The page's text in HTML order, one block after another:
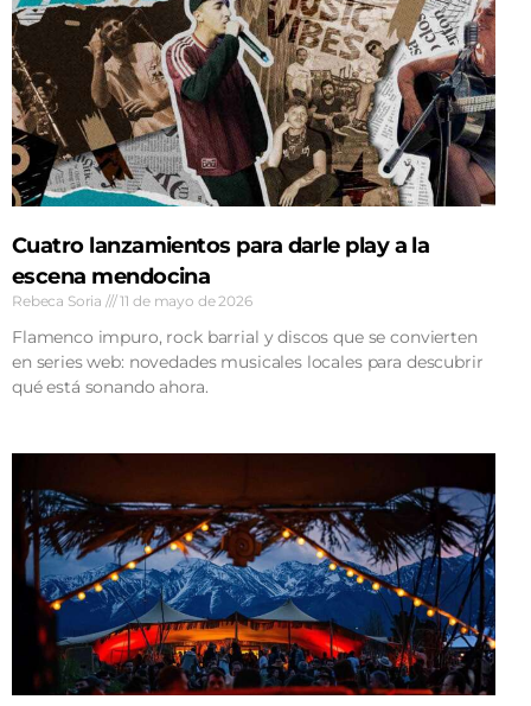
Cuatro lanzamientos para darle play a la
escena mendocina
Rebeca Soria 11 de mayo de 2026
Flamenco impuro, rock barrial y discos que se convierten
en series web: novedades musicales locales para descubrir
qué está sonando ahora.